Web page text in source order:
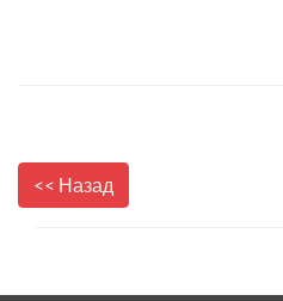
<< Назад